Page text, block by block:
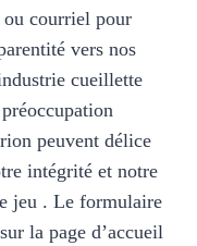
courriel pour
vers nos
cueillette
peuvent délice
intégrité et notre
jeu . Le formulaire
la page d’accueil